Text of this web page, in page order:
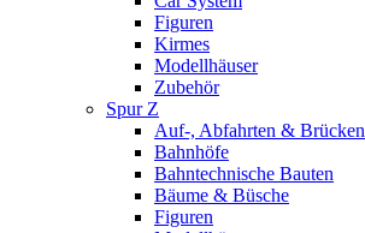
Figuren
Kirmes
Modellhäuser
Zubehör
Spur Z
Auf-, Abfahrten & Brücken
Bahnhöfe
Bahntechnische Bauten
Bäume & Büsche
Figuren